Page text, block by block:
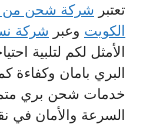
تعتبر شركة شحن من
الكويت وعبر شركة
الأمثل لكم لتلبية
البري بامان وكفاءة
خدمات شحن بري
السرعة والأمان في